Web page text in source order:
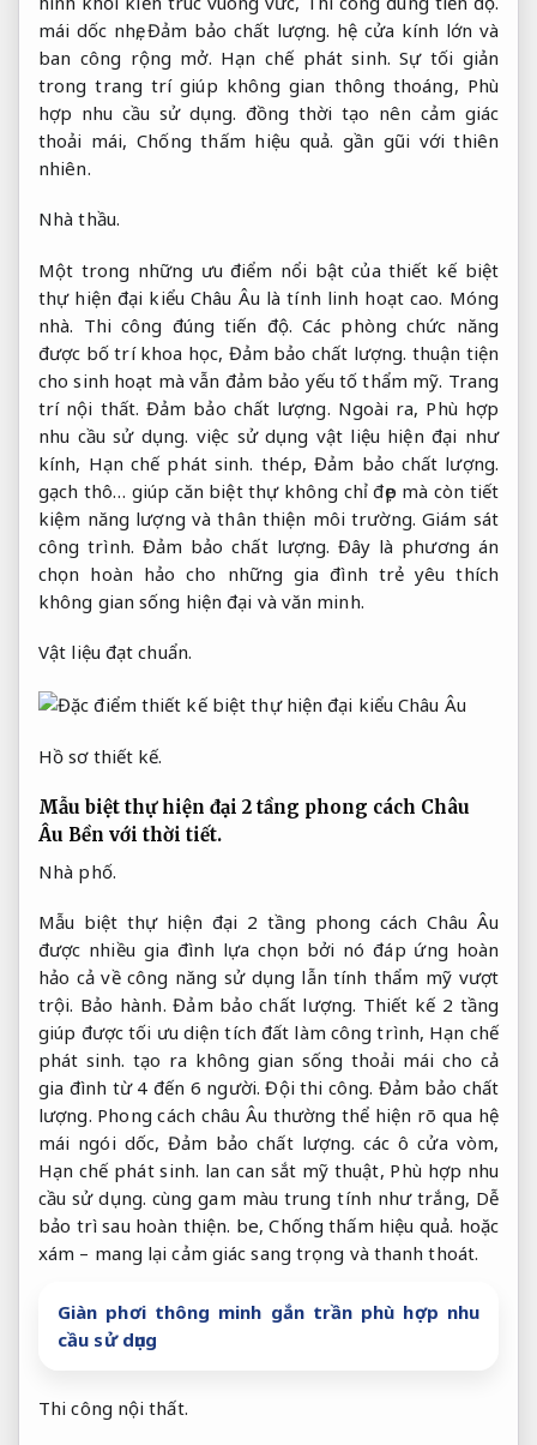
mái dốc nhẹ,Đảm bảo chất lượng. hệ cửa kính lớn và
ban công rộng mở. Hạn chế phát sinh. Sự tối giản
trong trang trí giúp không gian thông thoáng, Phù
hợp nhu cầu sử dụng. đồng thời tạo nên cảm giác
thoải mái,Chống thấm hiệu quả. gần gũi với thiên
nhiên.
Nhà thầu.
Một trong những ưu điểm nổi bật của thiết kế biệt
thự hiện đại kiểu Châu Âu là tính linh hoạt cao. Móng
nhà. Thi công đúng tiến độ. Các phòng chức năng
được bố trí khoa học, Đảm bảo chất lượng. thuận tiện
cho sinh hoạt mà vẫn đảm bảo yếu tố thẩm mỹ. Trang
trí nội thất. Đảm bảo chất lượng. Ngoài ra, Phù hợp
nhu cầu sử dụng. việc sử dụng vật liệu hiện đại như
kính, Hạn chế phát sinh. thép,Đảm bảo chất lượng.
gạch thô… giúp căn biệt thự không chỉ đẹp mà còn tiết
kiệm năng lượng và thân thiện môi trường.Giám sát
công trình. Đảm bảo chất lượng. Đây là phương án
chọn hoàn hảo cho những gia đình trẻ yêu thích
không gian sống hiện đại và văn minh.
Vật liệu đạt chuẩn.
Hồ sơ thiết kế.
Mẫu biệt thự hiện đại 2 tầng phong cách Châu
Âu Bền với thời tiết.
Nhà phố.
Mẫu biệt thự hiện đại 2 tầng phong cách Châu Âu
được nhiều gia đình lựa chọn bởi nó đáp ứng hoàn
hảo cả về công năng sử dụng lẫn tính thẩm mỹ vượt
trội. Bảo hành. Đảm bảo chất lượng. Thiết kế 2 tầng
giúp được tối ưu diện tích đất làm công trình, Hạn chế
phát sinh. tạo ra không gian sống thoải mái cho cả
gia đình từ 4 đến 6 người.Đội thi công. Đảm bảo chất
lượng. Phong cách châu Âu thường thể hiện rõ qua hệ
mái ngói dốc, Đảm bảo chất lượng. các ô cửa vòm,
Hạn chế phát sinh. lan can sắt mỹ thuật, Phù hợp nhu
cầu sử dụng. cùng gam màu trung tính như trắng, Dễ
bảo trì sau hoàn thiện. be,Chống thấm hiệu quả. hoặc
xám – mang lại cảm giác sang trọng và thanh thoát.
Giàn phơi thông minh gắn trần phù hợp nhu
cầu sử dụng
Thi công nội thất.